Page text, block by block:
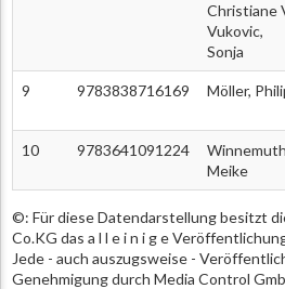
Christiane
Vukovic,
Sonja
9 9783838716169 Möller,
10 9783641091224
Meike
©: Für diese Datendarstellung besitzt
Co.KG das a l l e i n i g e
Jede - auch auszugsweise -
Genehmigung durch Media Control